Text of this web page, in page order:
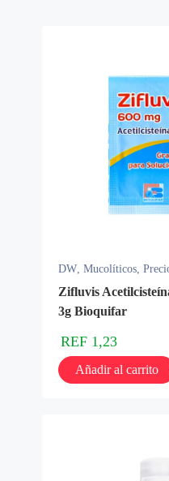
DW, Mucolíticos,
Zifluvis
3g Bioquifar
REF 1,23
Añadir al carrito